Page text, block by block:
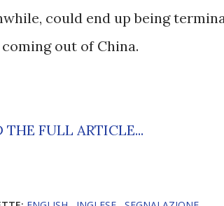
could end up being
out of China.
THE FULL ARTICLE...